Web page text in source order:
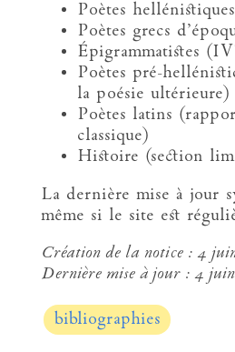
Poètes
Poètes grecs
Épigrammatistes (IV
Poètes pré-
la poésie ultérieure)
Poètes latins
classique)
Histoire (section
La dernière mise à jour
même si le site est
Création de la notice : 4
Dernière mise à jour : 4 juin
bibliographies